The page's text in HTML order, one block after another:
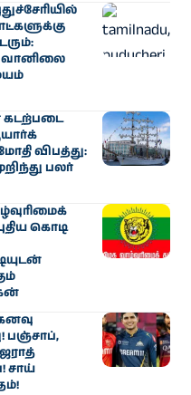
கடற்படை
விபத்து:
பலர்
கொடி
பஞ்சாப்,
சாய்